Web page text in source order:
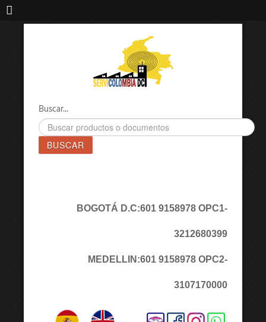
IMPORTADORA DE MAQUINAS LÁSER SERVICOLOMBIA DC
Buscar...
BUSCAR
BOGOTÁ D.C:601 9158978 OPC1-
3212680399
MEDELLIN:601 9158978 OPC2-
3107170000